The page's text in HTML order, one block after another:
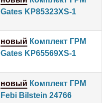
Gates KP85323XS-1
новый Комплект ГРМ
Gates KP65569XS-1
новый Комплект ГРМ
Febi Bilstein 24766